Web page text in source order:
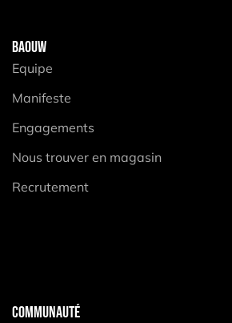
BAOUW
Equipe
Manifeste
Engagements
Nous trouver en magasin
Recrutement
COMMUNAUTÉ